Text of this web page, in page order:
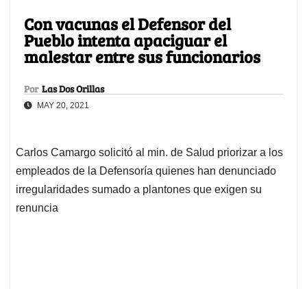
Con vacunas el Defensor del
Pueblo intenta apaciguar el
malestar entre sus funcionarios
Por Las Dos Orillas
MAY 20, 2021
Carlos Camargo solicitó al min. de Salud priorizar a los
empleados de la Defensoría quienes han denunciado
irregularidades sumado a plantones que exigen su
renuncia